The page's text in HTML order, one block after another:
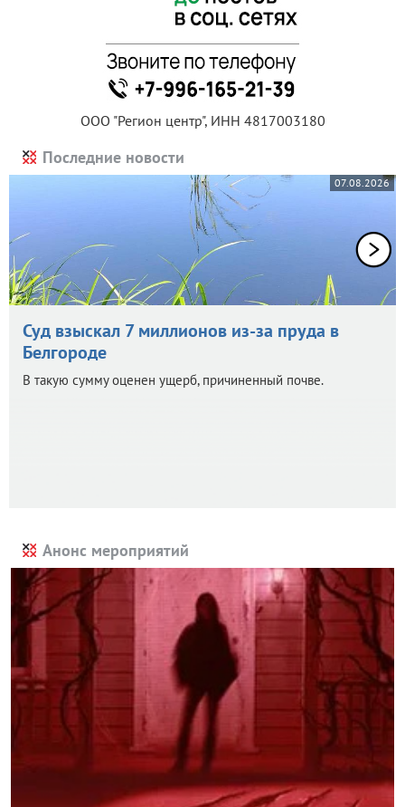
ООО "Регион центр", ИНН 4817003180
Последние новости
07.08.2026
Суд взыскал 7 миллионов из-за пруда в
Белгороде
В такую сумму оценен ущерб, причиненный почве.
Анонс мероприятий